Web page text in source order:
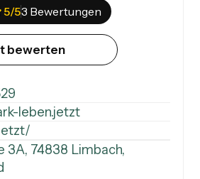
5/53 Bewertungen
bewerten
leben.jetzt
3A, 74838 Limbach,